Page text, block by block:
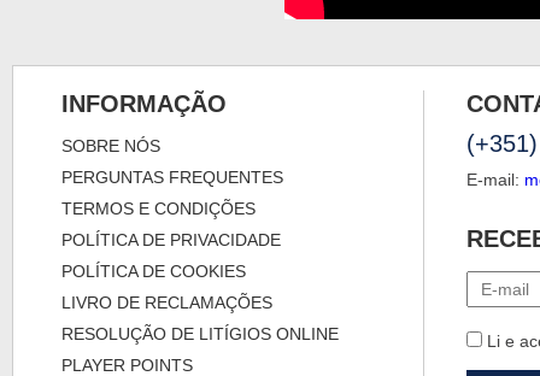
INFORMAÇÃO
SOBRE NÓS
PERGUNTAS FREQUENTES
TERMOS E CONDIÇÕES
POLÍTICA DE PRIVACIDADE
POLÍTICA DE COOKIES
LIVRO DE RECLAMAÇÕES
RESOLUÇÃO DE LITÍGIOS ONLINE
PLAYER POINTS
E-mail:
Li e